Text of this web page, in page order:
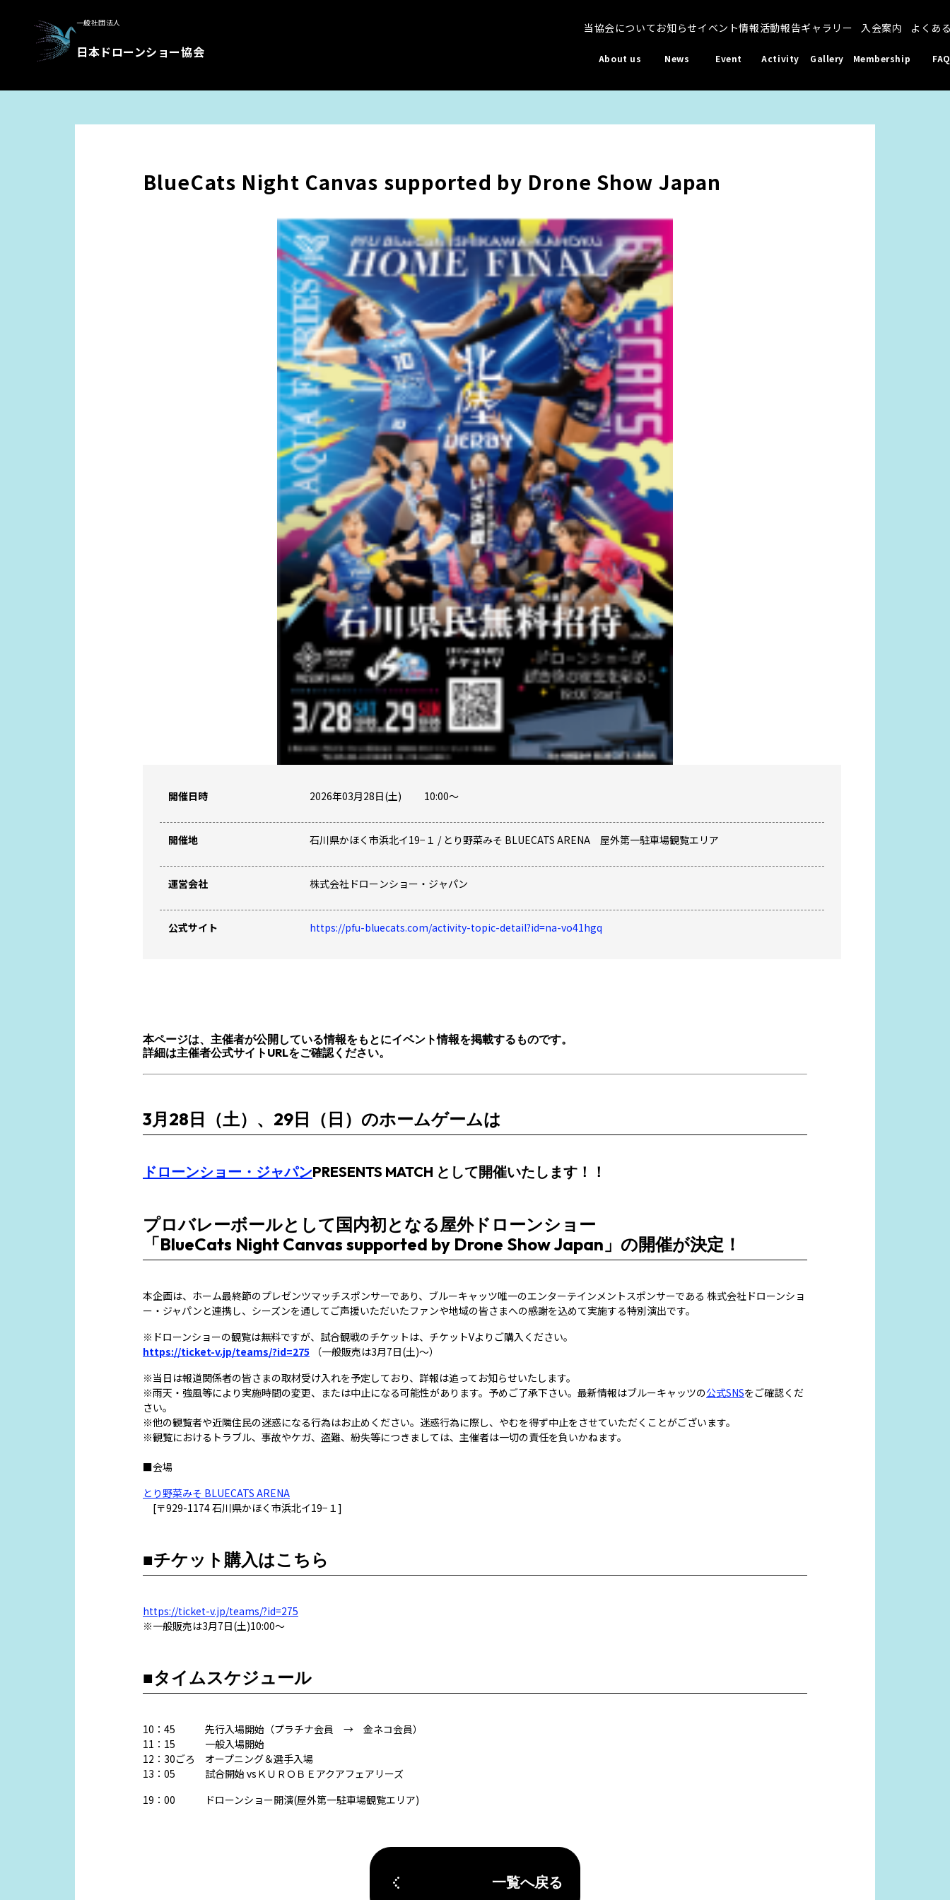
一般社団法人
日本ドローンショー協会
当協会について
About us
お知らせ
News
イベント情報
Event
活動報告
Activity
ギャラリー
Gallery
入会案内
Membership
よくあ
FAQ
BlueCats Night Canvas supported by Drone Show Japan
開催日時 2026年03月28日(土) 10:00〜
開催地 石川県かほく市浜北イ19−１ / とり野菜みそ BLUECATS ARENA 屋外第一駐車場観覧エリア
運営会社 株式会社ドローンショー・ジャパン
公式サイト https://pfu-bluecats.com/activity-topic-detail?id=na-vo41hgq
本ページは、主催者が公開している情報をもとにイベント情報を掲載するものです。
詳細は主催者公式サイトURLをご確認ください。
3月28日（土）、29日（日）のホームゲームは
ドローンショー・ジャパンPRESENTS MATCH として開催いたします！！
プロバレーボールとして国内初となる屋外ドローンショー
「BlueCats Night Canvas supported by Drone Show Japan」の開催が決定！
本企画は、ホーム最終節のプレゼンツマッチスポンサーであり、ブルーキャッツ唯一のエンターテインメントスポンサーである 株式会社ドローンショ
ー・ジャパンと連携し、シーズンを通してご声援いただいたファンや地域の皆さまへの感謝を込めて実施する特別演出です。
※ドローンショーの観覧は無料ですが、試合観戦のチケットは、チケットVよりご購入ください。
https://ticket-v.jp/teams/?id=275 （一般販売は3月7日(土)〜）
※当日は報道関係者の皆さまの取材受け入れを予定しており、詳報は追ってお知らせいたします。
※雨天・強風等により実施時間の変更、または中止になる可能性があります。予めご了承下さい。最新情報はブルーキャッツの公式SNSをご確認くだ
さい。
※他の観覧者や近隣住民の迷惑になる行為はお止めください。迷惑行為に際し、やむを得ず中止をさせていただくことがございます。
※観覧におけるトラブル、事故やケガ、盗難、紛失等につきましては、主催者は一切の責任を負いかねます。
■会場
とり野菜みそ BLUECATS ARENA
[〒929-1174 石川県かほく市浜北イ19−１]
■チケット購入はこちら
https://ticket-v.jp/teams/?id=275
※一般販売は3月7日(土)10:00〜
■タイムスケジュール
10：45 先行入場開始（プラチナ会員 → 金ネコ会員）
11：15 一般入場開始
12：30ごろ オープニング＆選手入場
13：05 試合開始 vsＫＵＲＯＢＥアクアフェアリーズ
19：00 ドローンショー開演(屋外第一駐車場観覧エリア)
一覧へ戻る